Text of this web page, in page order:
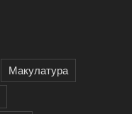
Макулатура